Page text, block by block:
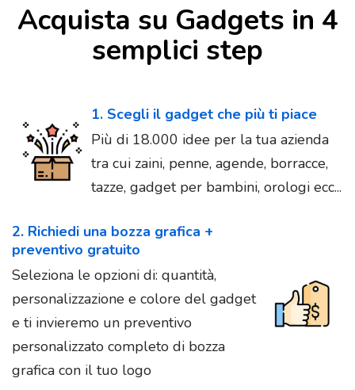
Acquista su Gadgets in 4
semplici step
1. Scegli il gadget che più ti piace
Più di 18.000 idee per la tua azienda
tra cui zaini, penne, agende, borracce,
tazze, gadget per bambini, orologi ecc...
2. Richiedi una bozza grafica +
preventivo gratuito
Seleziona le opzioni di: quantità,
personalizzazione e colore del gadget
e ti invieremo un preventivo
personalizzato completo di bozza
grafica con il tuo logo